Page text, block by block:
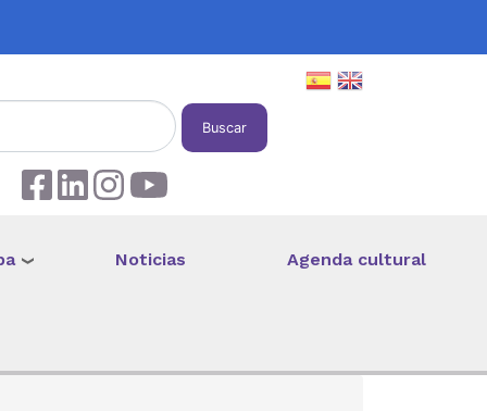
Buscar
Noticias Agenda cultural